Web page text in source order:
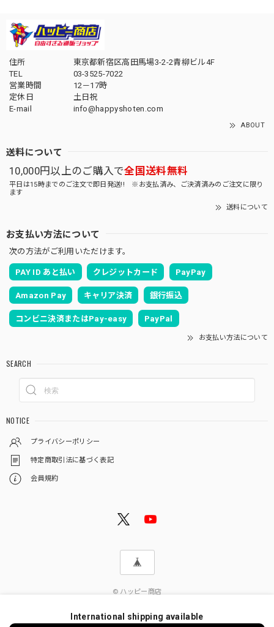
住所
東京都新宿区高田馬場3-2-2青柳ビル4F
TEL
03-3525-7022
営業時間
12－17時
定休日
土日祝
E-mail
info@happyshoten.com
ABOUT
送料について
10,000円以上のご購入で全国送料無料
平日は15時までのご注文で即日発送!! ※お支払済み、ご決済済みのご注文に限り
ます
送料について
お支払い方法について
次の方法がご利用いただけます。
PAY ID あと払い クレジットカード PayPay
Amazon Pay キャリア決済 銀行振込
コンビニ決済またはPay-easy PayPal
お支払い方法について
SEARCH
NOTICE
プライバシーポリシー
特定商取引法に基づく表記
会員規約
© ハッピー商店
International shipping available